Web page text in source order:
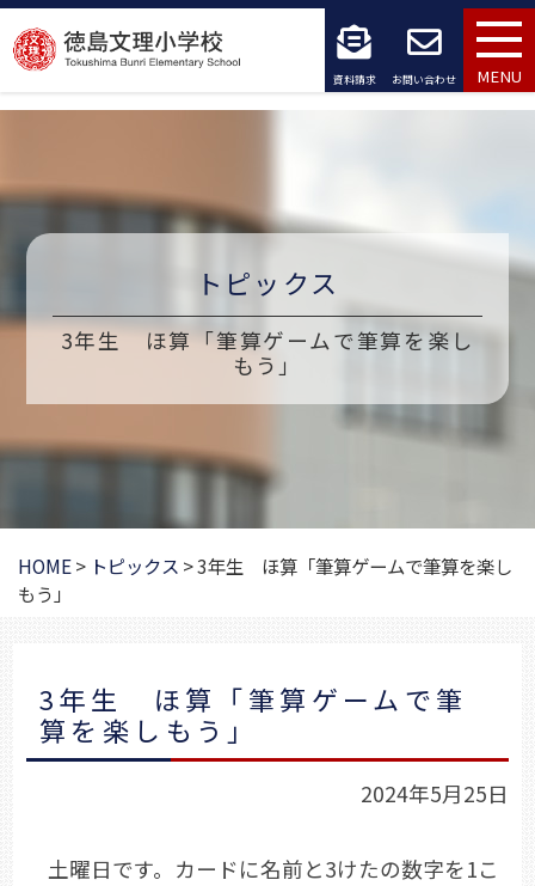
コ
ン
テ
ツ
プ
資料請求 お問い合わせ MENU
トピックス
3年生 ほ算「筆算ゲームで筆算を楽し
もう」
HOME> トピックス >3年生 ほ算「筆算ゲームで筆算を楽し
もう」
3年生 ほ算「筆算ゲームで筆
算を楽しもう」
2024年5月25日
土曜日です。カードに名前と3けたの数字を1こ